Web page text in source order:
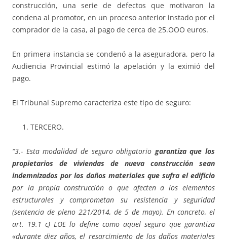
construcción, una serie de defectos que motivaron la
condena al promotor, en un proceso anterior instado por el
comprador de la casa, al pago de cerca de 25.OOO euros.
En primera instancia se condenó a la aseguradora, pero la
Audiencia Provincial estimó la apelación y la eximió del
pago.
El Tribunal Supremo caracteriza este tipo de seguro:
TERCERO.
“3.- Esta modalidad de seguro obligatorio garantiza que los
propietarios de viviendas de nueva construcción
sean
indemnizados por los daños materiales que sufra el edificio
por la propia construcción o que afecten a los elementos
estructurales y comprometan su resistencia y seguridad
(sentencia de pleno 221/2014, de 5 de mayo). En concreto, el
art. 19.1 c) LOE lo define como aquel seguro que garantiza
«durante diez años, el resarcimiento de los daños materiales